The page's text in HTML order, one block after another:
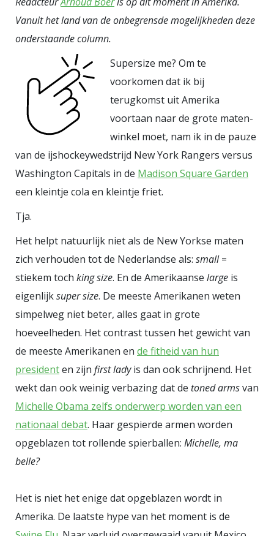
Vanuit het land van de onbegrensde mogelijkheden deze
onderstaande column.
Supersize me? Om te
voorkomen dat ik bij
terugkomst uit Amerika
voortaan naar de grote maten-
winkel moet, nam ik in de pauze
van de ijshockeywedstrijd New York Rangers versus
Washington Capitals in de Madison Square Garden
een kleintje cola en kleintje friet.
Tja.
Het helpt natuurlijk niet als de New Yorkse maten
zich verhouden tot de Nederlandse als: small=
stiekem toch king size. En de Amerikaanse large is
eigenlijksuper size. De meeste Amerikanen weten
simpelweg niet beter, alles gaat in grote
hoeveelheden. Het contrast tussen het gewicht van
de meeste Amerikanen en de fitheid van hun
presidenten zijn first ladyis dan ook schrijnend. Het
wekt dan ook weinig verbazing dat de toned armsvan
Michelle Obama zelfs onderwerp worden van een
nationaal debat. Haar gespierde armen worden
opgeblazen tot rollende spierballen: Michelle, ma
belle?
Het is niet het enige dat opgeblazen wordt in
Amerika. De laatste hype van het moment is de